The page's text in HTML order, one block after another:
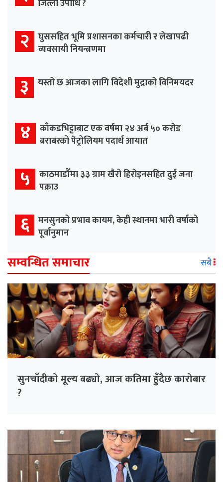
जित्ला उपाधि ?
२ घुससहित भूमि प्रशासनका कर्मचारी र लेखापढी
व्यवसायी नियन्त्रणमा
३ यस्तो छ आजका लागि विदेशी मुद्राको विनिमयदर
४ काँकडभिट्टाबाट एक वर्षमा २४ अर्ब ५० करोड
बराबरको पेट्रोलियम पदार्थ आयात
५ काठमाडौँमा ३३ ग्राम खैरो हिरोइनसहित दुई जना
पक्राउ
६ मनसुनको प्रभाव कायम, केही स्थानमा भारी वर्षाको
पूर्वानुमान
सम्वन्धित समाचार सबै
सुनचाँदीको मूल्य बढ्यो, आज कतिमा हुँदैछ कारोबार
?